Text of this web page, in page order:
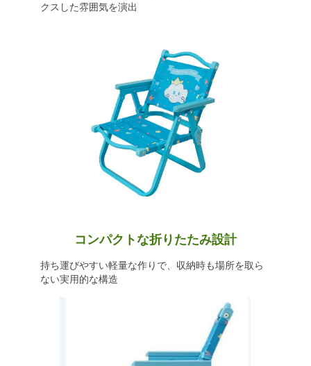
クスした雰囲気を演出
コンパクトな折りたたみ設計
持ち運びやすい軽量な作りで、収納時も場所を取ら
ない実用的な構造